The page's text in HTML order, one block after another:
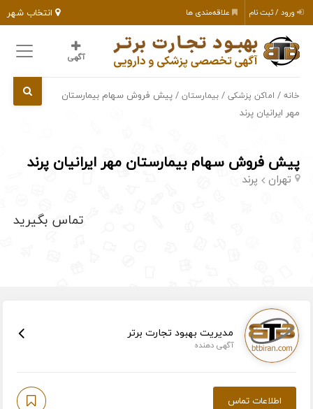
انتخاب شهر ورود / ثبت نام علاقه‌مندی ها
آگهی
خانه / اماکن پزشکی /بیمارستان / پیش فروش سهام بیمارستان
مهر ایرانیان پرند
پیش فروش سهام بیمارستان مهر ایرانیان پرند
تهران پرند
تماس بگیرید
مدیریت بهبود تجارت برتر
آگهی دهنده
اطلاعات تماس